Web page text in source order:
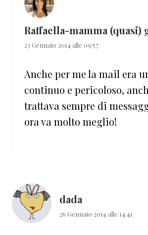
Raffaella-mamma (quasi)
23 Gennaio 2014 alle 09:57
Anche per me la mail era
continuo e pericoloso,
trattava sempre di
ora va molto meglio!
dada
26 Gennaio 2014 alle 14:41